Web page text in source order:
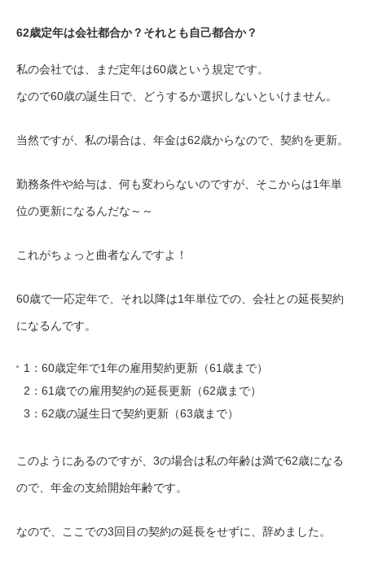
62歳定年は会社都合か？それとも自己都合か？
私の会社では、まだ定年は60歳という規定です。
なので60歳の誕生日で、どうするか選択しないといけません。
当然ですが、私の場合は、年金は62歳からなので、契約を更新。
勤務条件や給与は、何も変わらないのですが、そこからは1年単
位の更新になるんだな～～
これがちょっと曲者なんですよ！
60歳で一応定年で、それ以降は1年単位での、会社との延長契約
になるんです。
1：60歳定年で1年の雇用契約更新（61歳まで）
2：61歳での雇用契約の延長更新（62歳まで）
3：62歳の誕生日で契約更新（63歳まで）
このようにあるのですが、3の場合は私の年齢は満で62歳になる
ので、年金の支給開始年齢です。
なので、ここでの3回目の契約の延長をせずに、辞めました。